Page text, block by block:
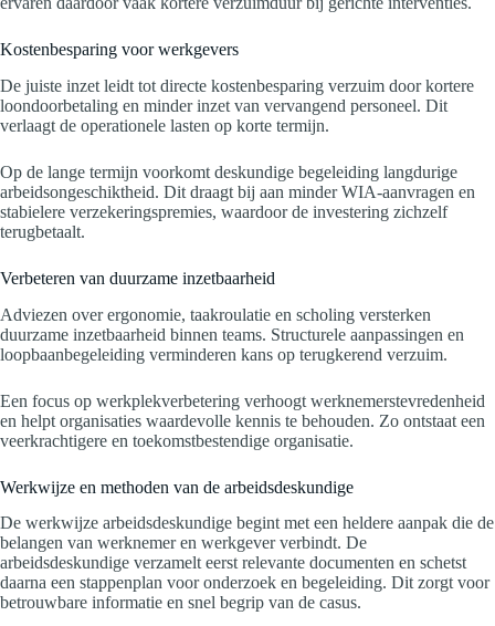
Kostenbesparing voor werkgevers
De juiste inzet leidt tot directe kostenbesparing verzuim door kortere
loondoorbetaling en minder inzet van vervangend personeel. Dit
verlaagt de operationele lasten op korte termijn.
Op de lange termijn voorkomt deskundige begeleiding langdurige
arbeidsongeschiktheid. Dit draagt bij aan minder WIA-aanvragen en
stabielere verzekeringspremies, waardoor de investering zichzelf
terugbetaalt.
Verbeteren van duurzame inzetbaarheid
Adviezen over ergonomie, taakroulatie en scholing versterken
duurzame inzetbaarheid binnen teams. Structurele aanpassingen en
loopbaanbegeleiding verminderen kans op terugkerend verzuim.
Een focus op werkplekverbetering verhoogt werknemerstevredenheid
en helpt organisaties waardevolle kennis te behouden. Zo ontstaat een
veerkrachtigere en toekomstbestendige organisatie.
Werkwijze en methoden van de arbeidsdeskundige
De werkwijze arbeidsdeskundige begint met een heldere aanpak die de
belangen van werknemer en werkgever verbindt. De
arbeidsdeskundige verzamelt eerst relevante documenten en schetst
daarna een stappenplan voor onderzoek en begeleiding. Dit zorgt voor
betrouwbare informatie en snel begrip van de casus.